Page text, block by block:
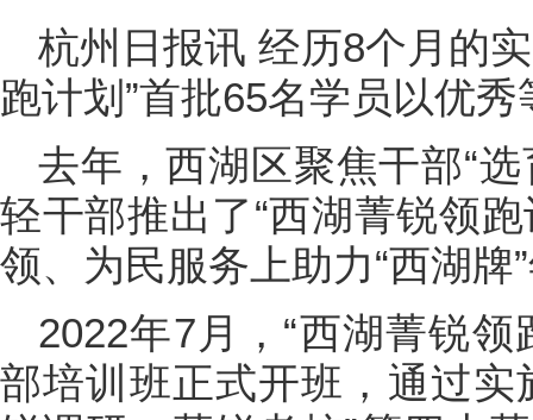
杭州日报讯 经历8个月的
跑计划”首批65名学员以优
去年，西湖区聚焦干部“
轻干部推出了“西湖菁锐领
领、为民服务上助力“西湖牌
2022年7月，“西湖菁锐
部培训班正式开班，通过实